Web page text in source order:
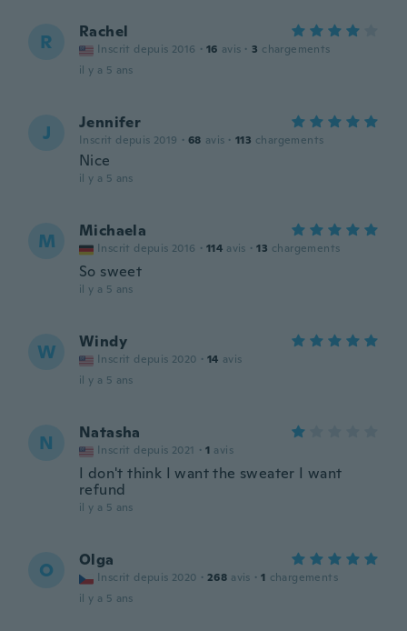
R Rachel
Inscrit depuis 2016 · 16 avis · 3 chargements
il y a 5 ans
J Jennifer
Inscrit depuis 2019 · 68 avis · 113 chargements
Nice
il y a 5 ans
M Michaela
Inscrit depuis 2016 · 114 avis · 13 chargements
So sweet
il y a 5 ans
W Windy
Inscrit depuis 2020 · 14 avis
il y a 5 ans
N Natasha
Inscrit depuis 2021 · 1 avis
I don't think I want the sweater I want
refund
il y a 5 ans
O Olga
Inscrit depuis 2020 · 268 avis · 1 chargements
il y a 5 ans